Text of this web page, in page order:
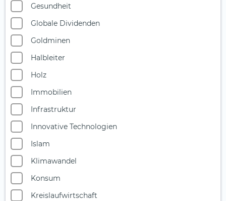
Gesundheit
Globale Dividenden
Goldminen
Halbleiter
Holz
Immobilien
Infrastruktur
Innovative Technologien
Islam
Klimawandel
Konsum
Kreislaufwirtschaft